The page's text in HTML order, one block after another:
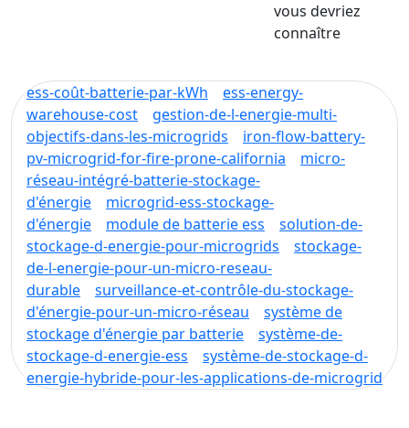
vous devriez
connaître
ess-coût-batterie-par-kWh
ess-energy-
warehouse-cost
gestion-de-l-energie-multi-
objectifs-dans-les-microgrids
iron-flow-battery-
pv-microgrid-for-fire-prone-california
micro-
réseau-intégré-batterie-stockage-
d'énergie
microgrid-ess-stockage-
d'énergie
module de batterie ess
solution-de-
stockage-d-energie-pour-microgrids
stockage-
de-l-energie-pour-un-micro-reseau-
durable
surveillance-et-contrôle-du-stockage-
d'énergie-pour-un-micro-réseau
système de
stockage d'énergie par batterie
système-de-
stockage-d-energie-ess
système-de-stockage-d-
energie-hybride-pour-les-applications-de-microgrid